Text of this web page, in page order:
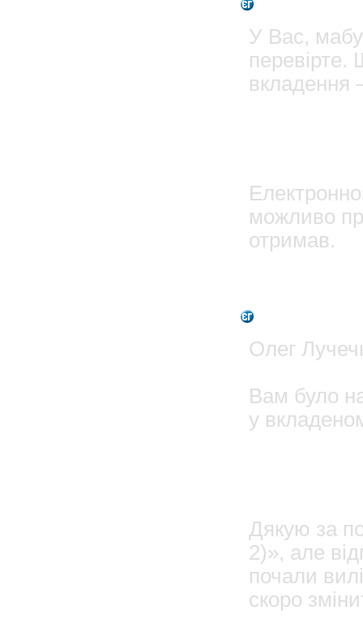
У Вас,
вкладення
можливо
отримав.
Олег
Вам було
у
Дякую за
2)», але
почали
скоро